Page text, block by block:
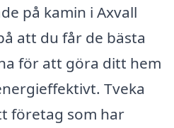
på kamin i Axvall
att du får de bästa
för att göra ditt hem
Tveka
företag som har